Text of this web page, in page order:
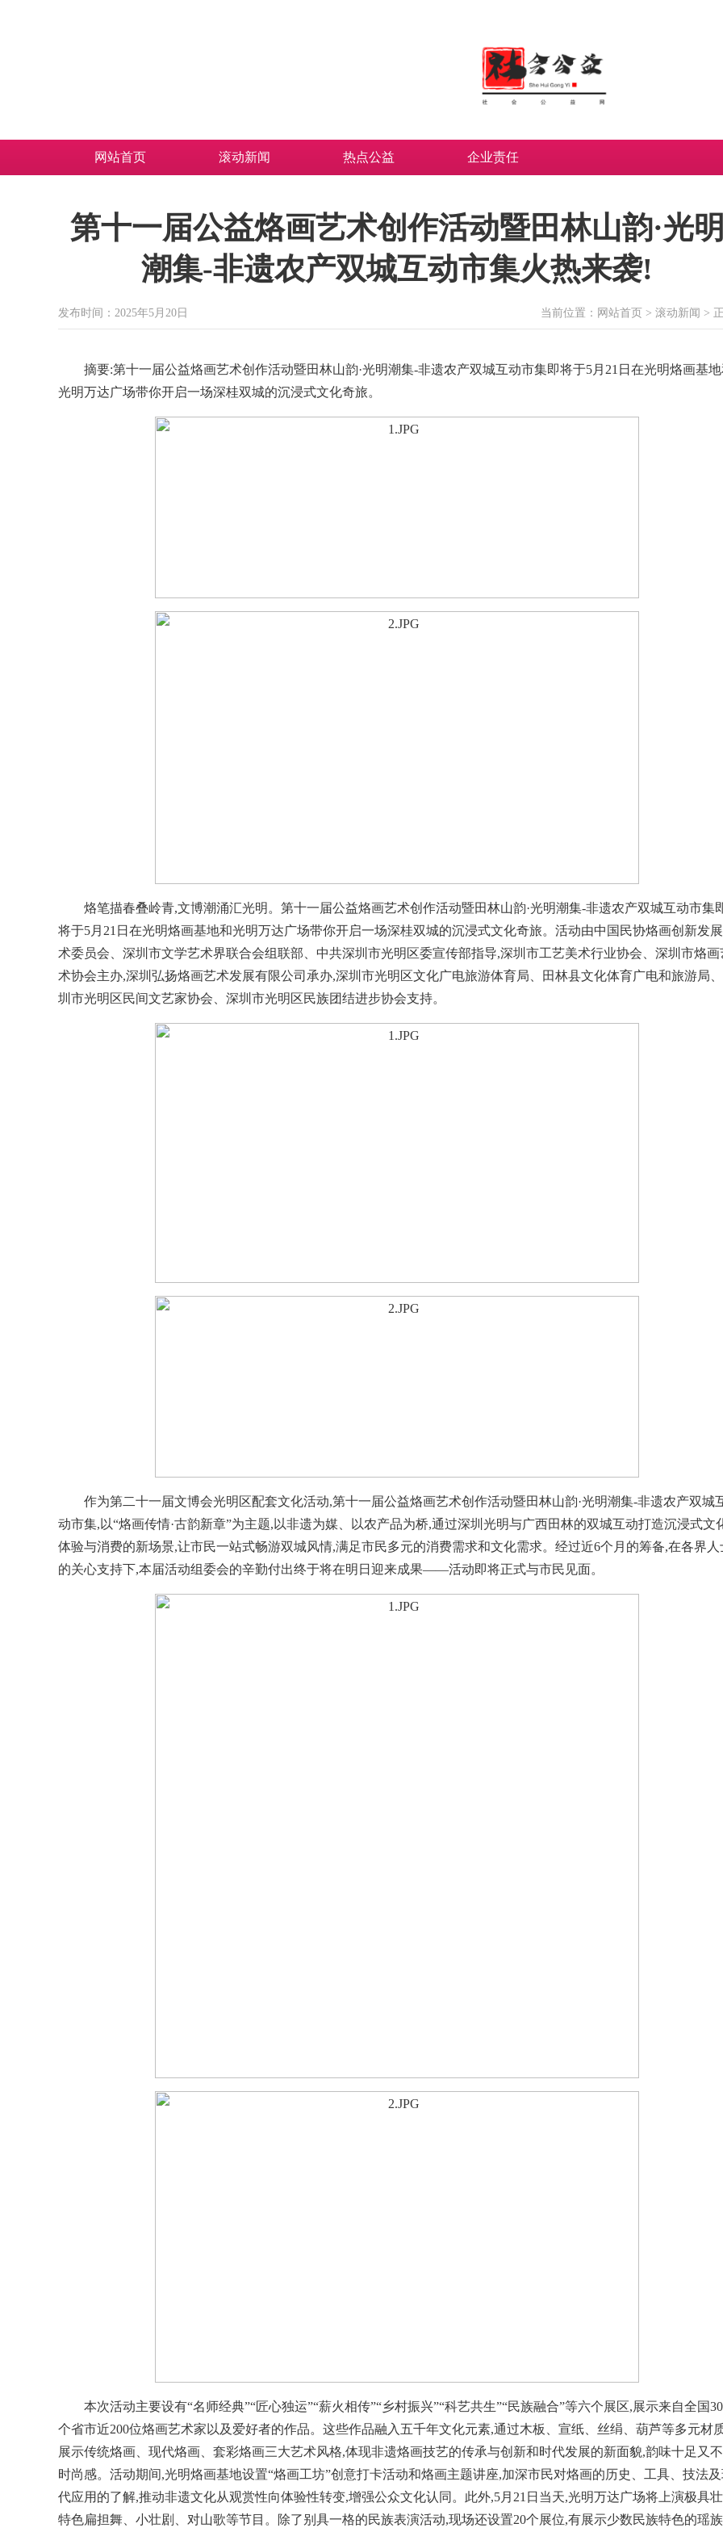
网站首页 滚动新闻 热点公益 企业责任
第十一届公益烙画艺术创作活动暨田林山韵·光明
潮集-非遗农产双城互动市集火热来袭!
发布时间：2025年5月20日 当前位置： 网站首页 > 滚动新闻 >
摘要:第十一届公益烙画艺术创作活动暨田林山韵·光明潮集-非遗农产双城互动市集即将于5月21日在光明烙画基地
光明万达广场带你开启一场深桂双城的沉浸式文化奇旅。
烙笔描春叠岭青,文博潮涌汇光明。第十一届公益烙画艺术创作活动暨田林山韵·光明潮集-非遗农产双城互动市集
将于5月21日在光明烙画基地和光明万达广场带你开启一场深桂双城的沉浸式文化奇旅。活动由中国民协烙画创新发
术委员会、深圳市文学艺术界联合会组联部、中共深圳市光明区委宣传部指导,深圳市工艺美术行业协会、深圳市烙画
术协会主办,深圳弘扬烙画艺术发展有限公司承办,深圳市光明区文化广电旅游体育局、田林县文化体育广电和旅游局
圳市光明区民间文艺家协会、深圳市光明区民族团结进步协会支持。
作为第二十一届文博会光明区配套文化活动,第十一届公益烙画艺术创作活动暨田林山韵·光明潮集-非遗农产双城
动市集,以“烙画传情·古韵新章”为主题,以非遗为媒、以农产品为桥,通过深圳光明与广西田林的双城互动打造沉浸式文
体验与消费的新场景,让市民一站式畅游双城风情,满足市民多元的消费需求和文化需求。经过近6个月的筹备,在各界人
的关心支持下,本届活动组委会的辛勤付出终于将在明日迎来成果——活动即将正式与市民见面。
本次活动主要设有“名师经典”“匠心独运”“薪火相传”“乡村振兴”“科艺共生”“民族融合”等六个展区,展示来自全国
个省市近200位烙画艺术家以及爱好者的作品。这些作品融入五千年文化元素,通过木板、宣纸、丝绢、葫芦等多元材
展示传统烙画、现代烙画、套彩烙画三大艺术风格,体现非遗烙画技艺的传承与创新和时代发展的新面貌,韵味十足又
时尚感。活动期间,光明烙画基地设置“烙画工坊”创意打卡活动和烙画主题讲座,加深市民对烙画的历史、工具、技法
代应用的了解,推动非遗文化从观赏性向体验性转变,增强公众文化认同。此外,5月21日当天,光明万达广场将上演极具
特色扁担舞、小壮剧、对山歌等节目。除了别具一格的民族表演活动,现场还设置20个展位,有展示少数民族特色的瑶族